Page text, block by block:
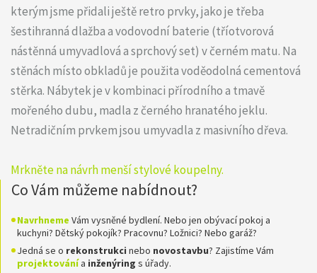
kterým jsme přidali ještě retro prvky, jako je třeba
šestihranná dlažba a vodovodní baterie (tříotvorová
nástěnná umyvadlová a sprchový set) v černém matu. Na
stěnách místo obkladů je použita voděodolná cementová
stěrka. Nábytek je v kombinaci přírodního a tmavě
mořeného dubu, madla z černého hranatého jeklu.
Netradičním prvkem jsou umyvadla z masivního dřeva.
Mrkněte na návrh menší stylové koupelny.
Co Vám můžeme nabídnout?
Navrhneme Vám vysněné bydlení. Nebo jen obývací pokoj a
kuchyni? Dětský pokojík? Pracovnu? Ložnici? Nebo garáž?
Jedná se o rekonstrukci nebo novostavbu? Zajistíme Vám
projektovánía inženýring s úřady.